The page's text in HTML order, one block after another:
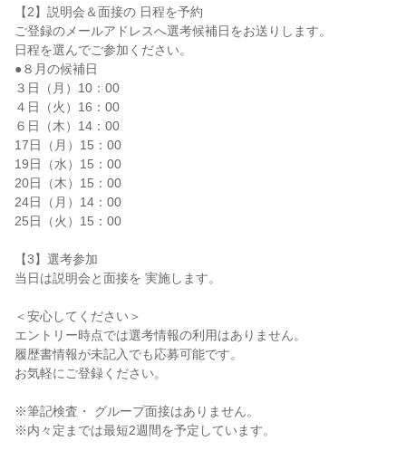
【2】説明会＆面接の 日程を予約
ご登録のメールアドレスへ選考候補日をお送りします。
日程を選んでご参加ください。
●８月の候補日
３日（月）10：00
４日（火）16：00
６日（木）14：00
17日（月）15：00
19日（水）15：00
20日（木）15：00
24日（月）14：00
25日（火）15：00
【3】選考参加
当日は説明会と面接を 実施します。
＜安心してください＞
エントリー時点では選考情報の利用はありません。
履歴書情報が未記入でも応募可能です。
お気軽にご登録ください。
※筆記検査・ グループ面接はありません。
※内々定までは最短2週間を予定しています。